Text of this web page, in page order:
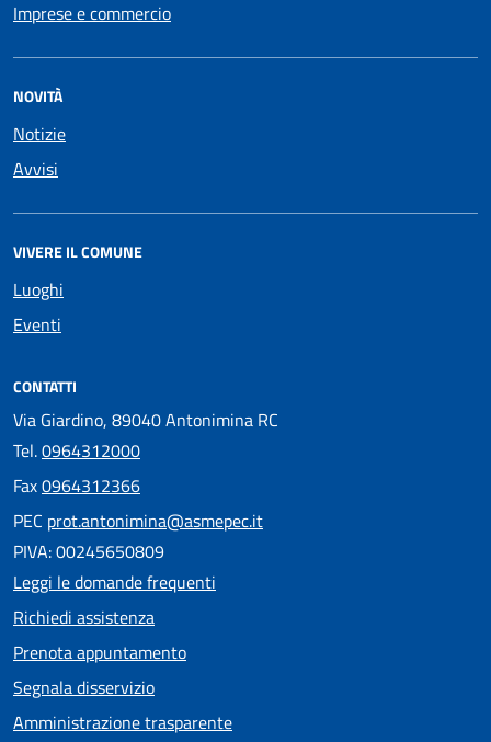
Imprese e commercio
NOVITÀ
Notizie
Avvisi
VIVERE IL COMUNE
Luoghi
Eventi
CONTATTI
Via Giardino, 89040 Antonimina RC
Tel.0964312000
Fax0964312366
PEC prot.antonimina@asmepec.it
PIVA: 00245650809
Leggi le domande frequenti
Richiedi assistenza
Prenota appuntamento
Segnala disservizio
Amministrazione trasparente